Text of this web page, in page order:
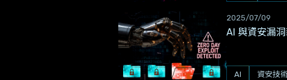
2025/07/09
AI 與資安漏
AI 資安技